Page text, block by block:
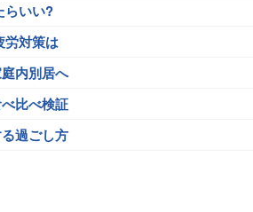
らいい?
労対策は
内別居へ
比べ検証
過ごし方